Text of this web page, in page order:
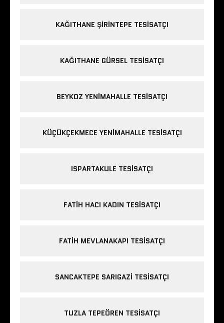
KAĞITHANE ŞIRINTEPE TESISATÇI
KAĞITHANE GÜRSEL TESISATÇI
BEYKOZ YENIMAHALLE TESISATÇI
KÜÇÜKÇEKMECE YENIMAHALLE TESISATÇI
ISPARTAKULE TESISATÇI
FATIH HACI KADIN TESISATÇI
FATIH MEVLANAKAPI TESISATÇI
SANCAKTEPE SARIGAZI TESISATÇI
TUZLA TEPEÖREN TESISATÇI